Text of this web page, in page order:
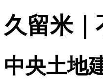
久留米
中央土地